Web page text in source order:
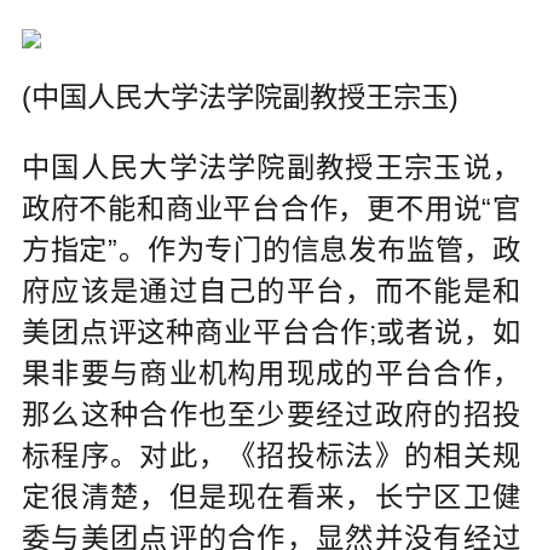
(中国人民大学法学院副教授王宗玉)
中国人民大学法学院副教授王宗玉说，
政府不能和商业平台合作，更不用说“官
方指定”。作为专门的信息发布监管，政
府应该是通过自己的平台，而不能是和
美团点评这种商业平台合作;或者说，如
果非要与商业机构用现成的平台合作，
那么这种合作也至少要经过政府的招投
标程序。对此，《招投标法》的相关规
定很清楚，但是现在看来，长宁区卫健
委与美团点评的合作，显然并没有经过